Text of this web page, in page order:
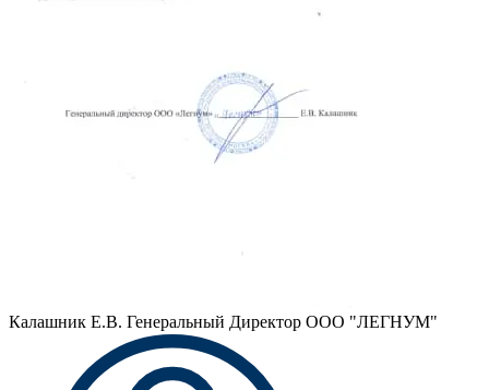
Калашник Е.В. Генеральный Директор ООО "ЛЕГНУМ"